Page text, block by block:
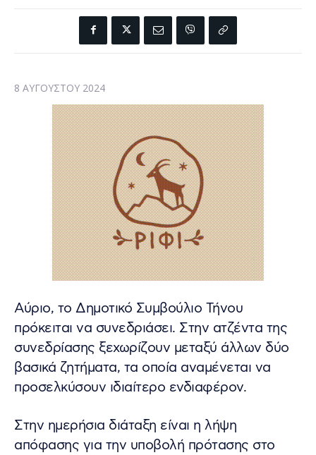
8 ΑΥΓΟΎΣΤΟΥ 2024
Αύριο, το Δημοτικό Συμβούλιο Τήνου
πρόκειται να συνεδριάσει. Στην ατζέντα της
συνεδρίασης ξεχωρίζουν μεταξύ άλλων δύο
βασικά ζητήματα, τα οποία αναμένεται να
προσελκύσουν ιδιαίτερο ενδιαφέρον.
Στην ημερήσια διάταξη είναι η λήψη
απόφασης για την υποβολή πρότασης στο